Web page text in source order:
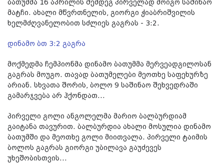
ბათუმმა 16 აპრილის შემდეგ პირველად მოიგო საშინაო
მატჩი. ახალი მწვრთნელის, გიორგი ჭიაბრიშვილის
ხელმძღვანელობით სძლიეს გაგრას - 3:2.
დინამო ბთ 3:2 გაგრა
მოქმედმა ჩემპიონმა დინამო ბათუმმა მერვეადგილოსან
გაგრას მოუგო. თავად ბათუმელები მეოთხე საფეხურზე
არიან. სხვათა შორის, ბოლო 9 საშინაო შეხვედრაში
გამარჯვება არ ჰქონდათ...
პირველი გოლი ანგოლელმა მარიო ბალბურდიამ
გაიტანა თავურით. ბალბურდია ახალი მოსულია დინამო
ბათუმში და მეოთხე გოლი მიითვალა. პირველი ტაიმის
ბოლოს გაგრას გიორგი უბილავა გაუძევეს
უხეშობისთვის...